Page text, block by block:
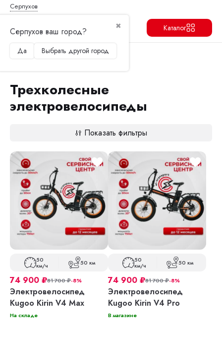
Серпухов
✖
Серпухов ваш город?
Да Выбрать другой город
Каталог
Главная
Электровелосипеды
Трехколесные
электровелосипеды
Показать фильтры
50
км/ч 50 км
74 900 ₽81 700₽-8%
Электровелосипед
Kugoo Kirin V4 Max
На складе
50
км/ч 50 км
74 900 ₽81 700₽-8%
Электровелосипед
Kugoo Kirin V4 Pro
В магазине
Продолжить